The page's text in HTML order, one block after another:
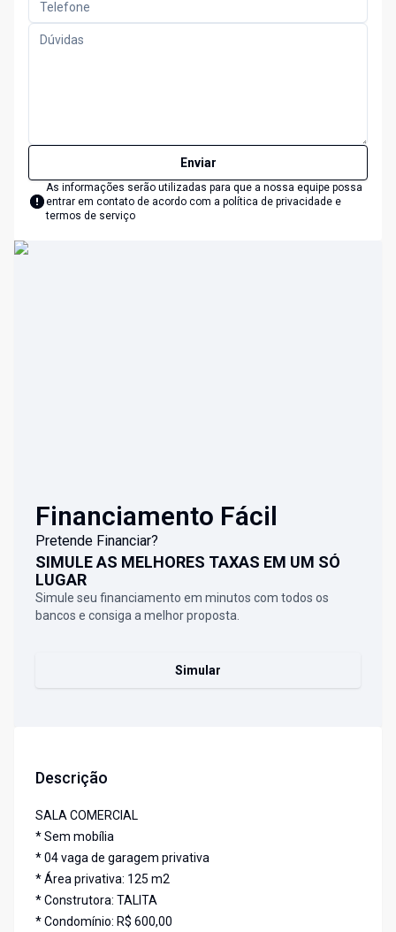
Enviar
As informações serão utilizadas para que a nossa equipe possa
entrar em contato de acordo com a política de privacidade e
termos de serviço
Financiamento Fácil
Pretende Financiar?
SIMULE AS MELHORES TAXAS EM UM SÓ
LUGAR
Simule seu financiamento em minutos com todos os
bancos e consiga a melhor proposta.
Simular
Descrição
SALA COMERCIAL
* Sem mobília
* 04 vaga de garagem privativa
* Área privativa: 125 m2
* Construtora: TALITA
* Condomínio: R$ 600,00